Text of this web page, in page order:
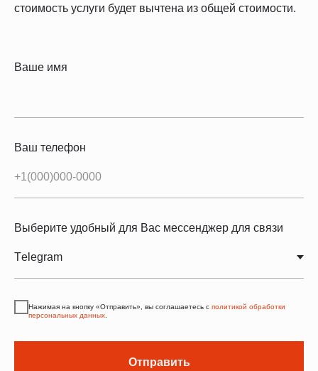
стоимость услуги будет вычтена из общей стоимости.
Ваше имя
Ваш телефон
Выберите удобный для Вас мессенджер для связи
Нажимая на кнопку «Отправить», вы соглашаетесь с политикой обработки
персональных данных
Отправить